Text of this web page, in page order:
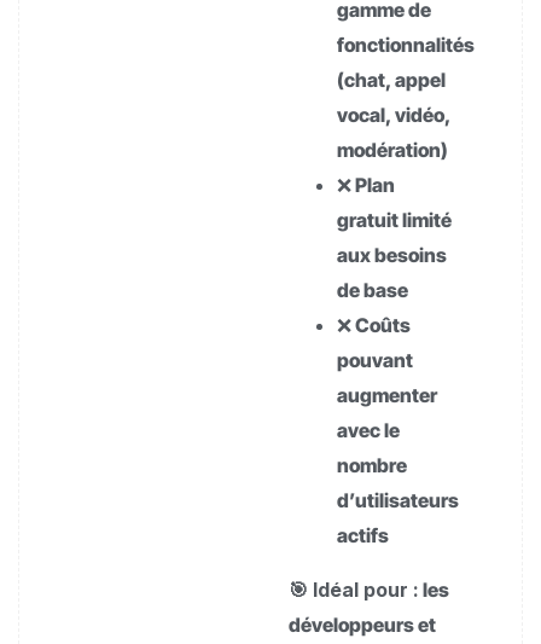
gamme de
fonctionnalités
(chat, appel
vocal, vidéo,
modération)
❌ Plan
gratuit limité
aux besoins
de base
❌ Coûts
pouvant
augmenter
avec le
nombre
d’utilisateurs
actifs
🎯 Idéal pour : les
développeurs et